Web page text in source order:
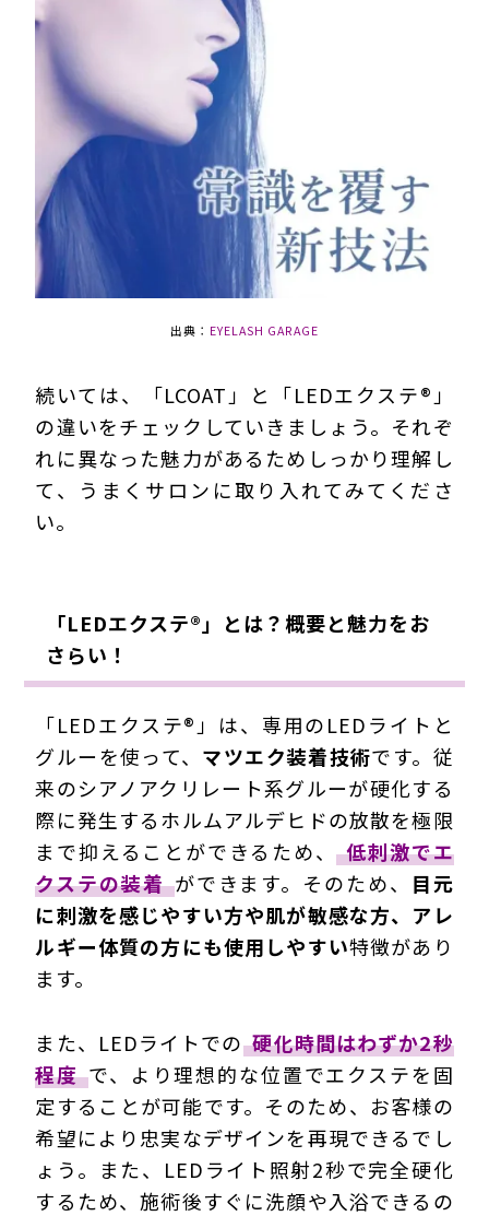
出典： EYELASH GARAGE
続いては、「LCOAT」と「LEDエクステ®」
の違いをチェックしていきましょう。それぞ
れに異なった魅力があるためしっかり理解し
て、うまくサロンに取り入れてみてくださ
い。
「LEDエクステ®」とは？概要と魅力をお
さらい！
「LEDエクステ®」は、専用のLEDライトと
グルーを使って、 マツエク装着技術です。従
来のシアノアクリレート系グルーが硬化する
際に発生するホルムアルデヒドの放散を極限
まで抑えることができるため、 低刺激でエ
クステの装着 ができます。そのため、 目元
に刺激を感じやすい方や肌が敏感な方、アレ
ルギー体質の方にも使用しやすい特徴があり
ます。
また、LEDライトでの 硬化時間はわずか2秒
程度 で、より理想的な位置でエクステを固
定する ことが可能です。そのため、お客様の
希望により忠実なデザインを再現できるでし
ょう。また、LEDライト照射2秒で完全硬化
するため、施術後すぐに洗顔や入浴できるの